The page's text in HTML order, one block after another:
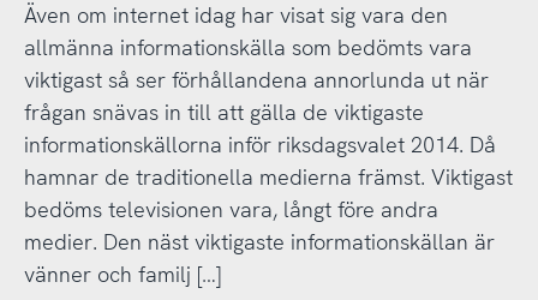
Även om internet idag har visat sig vara den
allmänna informationskälla som bedömts vara
viktigast så ser förhållandena annorlunda ut när
frågan snävas in till att gälla de viktigaste
informationskällorna inför riksdagsvalet 2014. Då
hamnar de traditionella medierna främst. Viktigast
bedöms televisionen vara, långt före andra
medier. Den näst viktigaste informationskällan är
vänner och familj […]